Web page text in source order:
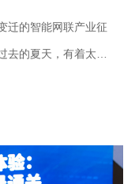
迁的智能网联产业征
的夏天，有着太多
。